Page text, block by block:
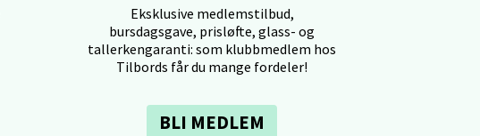
Eksklusive medlemstilbud,
bursdagsgave, prisløfte, glass- og
tallerkengaranti: som klubbmedlem hos
Tilbords får du mange fordeler!
BLI MEDLEM